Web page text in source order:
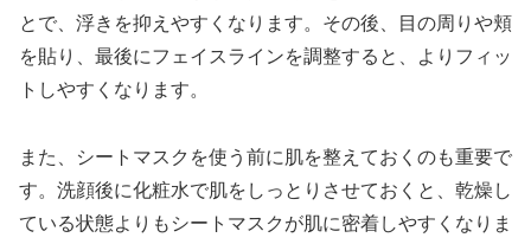
とで、浮きを抑えやすくなります。その後、目の周りや頬
を貼り、最後にフェイスラインを調整すると、よりフィッ
トしやすくなります。
また、シートマスクを使う前に肌を整えておくのも重要で
す。洗顔後に化粧水で肌をしっとりさせておくと、乾燥し
ている状態よりもシートマスクが肌に密着しやすくなりま